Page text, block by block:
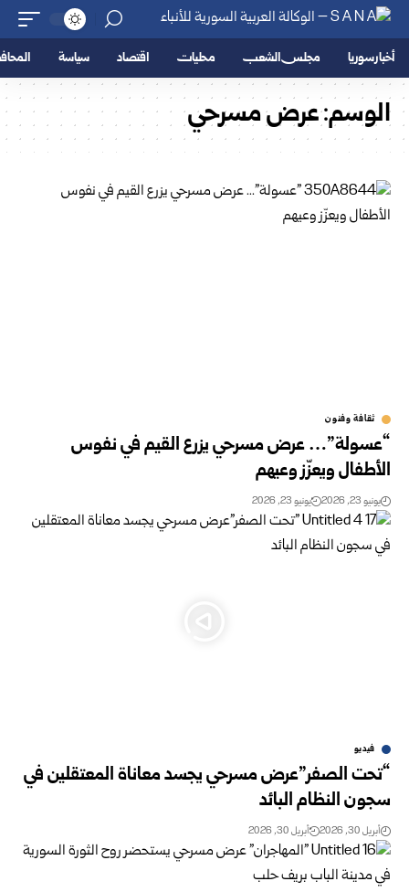
أخبار سوريا مجلس الشعب محليات اقتصاد سياسة
الوسم:عرض مسرحي
ثقافة وفنون
“عسولة”… عرض مسرحي يزرع القيم في نفوس
الأطفال ويعزّز وعيهم
يونيو 23, 2026 يونيو 23, 2026
فيديو
“تحت الصفر”عرض مسرحي يجسد معاناة المعتقلين في
سجون النظام البائد
أبريل 30, 2026 أبريل 30, 2026